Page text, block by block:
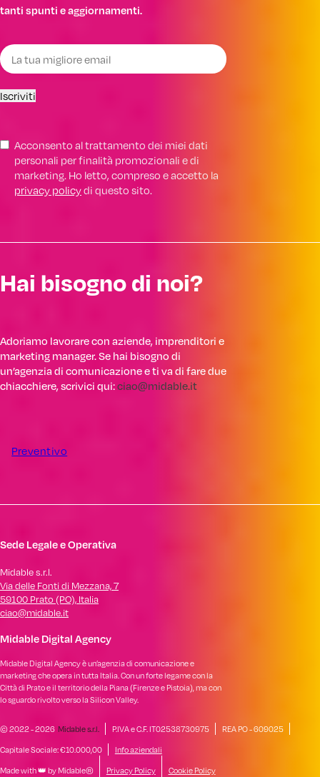
tanti spunti e aggiornamenti.
Iscriviti
Acconsento al trattamento dei miei dati
personali per finalità promozionali e di
marketing. Ho letto, compreso e accetto la
privacy policydi questo sito.
Hai bisogno di noi?
Adoriamo lavorare con aziende, imprenditori e
marketing manager. Se hai bisogno di
un’agenzia di comunicazione e ti va di fare due
chiacchiere, scrivici qui:ciao@midable.it
Preventivo
Sede Legale e Operativa
Midable s.r.l.
Via delle Fonti di Mezzana, 7
59100 Prato (PO), Italia
ciao@midable.it
Midable Digital Agency
Midable Digital Agency è un’agenzia di comunicazione e
marketing che opera in tutta Italia. Con un forte legame con la
Città di Prato e il territorio della Piana (Firenze e Pistoia), ma con
lo sguardo rivolto verso la Silicon Valley.
© 2022 - 2026 Midable s.r.l. P.IVA e C.F. IT02538730975
REA PO - 609025
Capitale Sociale: €10.000,00
Info aziendali
Made with 👑 by Midable®
Privacy Policy Cookie Policy